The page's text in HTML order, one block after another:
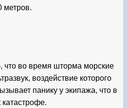
метров.
что во время шторма морские
воздействие которого
панику у экипажа, что в
катастрофе.